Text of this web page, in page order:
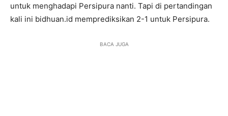
untuk menghadapi Persipura nanti. Tapi di pertandingan
kali ini bidhuan.id memprediksikan 2-1 untuk Persipura.
BACA JUGA